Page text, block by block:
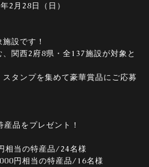
2月28日（日）
設です！
関西2府8県・全137施設が対象と
タンプを集めて豪華賞品にご応募
品をプレゼント！
相当の特産品/24名様
円相当の特産品/16名様